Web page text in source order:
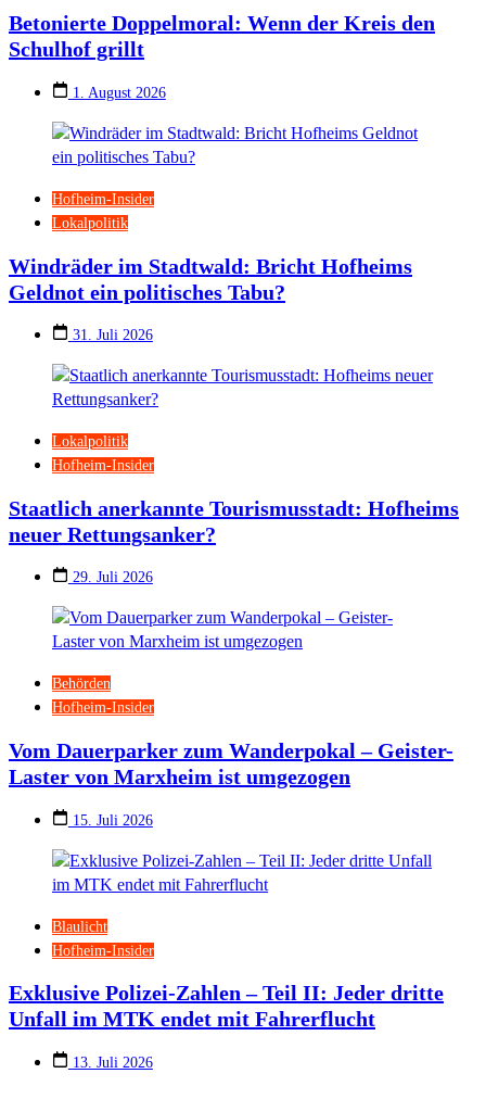
Betonierte Doppelmoral: Wenn der Kreis den
Schulhof grillt
1. August 2026
Hofheim-Insider
Lokalpolitik
Windräder im Stadtwald: Bricht Hofheims
Geldnot ein politisches Tabu?
31. Juli 2026
Lokalpolitik
Hofheim-Insider
Staatlich anerkannte Tourismusstadt: Hofheims
neuer Rettungsanker?
29. Juli 2026
Behörden
Hofheim-Insider
Vom Dauerparker zum Wanderpokal – Geister-
Laster von Marxheim ist umgezogen
15. Juli 2026
Blaulicht
Hofheim-Insider
Exklusive Polizei-Zahlen – Teil II: Jeder dritte
Unfall im MTK endet mit Fahrerflucht
13. Juli 2026